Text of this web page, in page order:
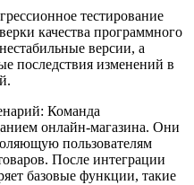
тестирование
качества программного
версии, а
последствия изменений в
Команда
онлайн-магазина. Они
пользователям
После интеграции
базовые функции, такие